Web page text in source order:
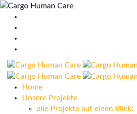
Home
Unsere Projekte
alle Projekte auf einen Blick: